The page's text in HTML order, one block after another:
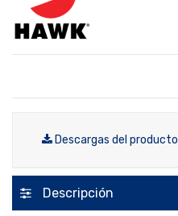
Descargas del producto
Descripción